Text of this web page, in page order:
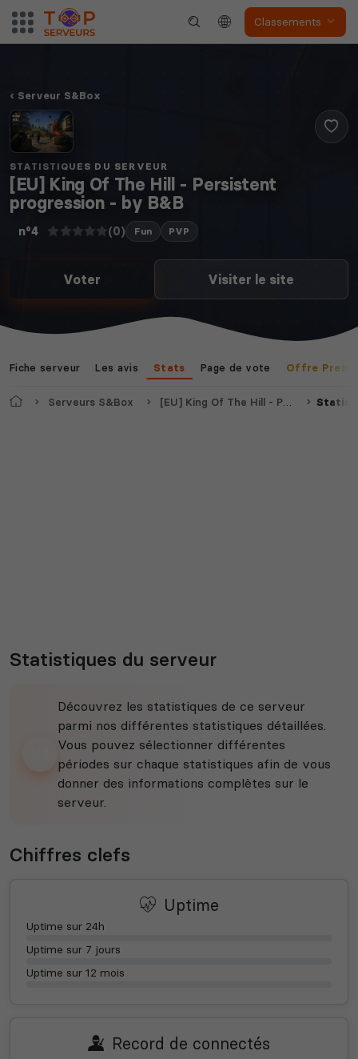
Classements
Serveur S&Box
STATISTIQUES DU SERVEUR
[EU] King Of The Hill - Persistent
progression - by B&B
n°4 (0) Fun PVP
Voter Visiter le site
Fiche serveur Les avis Stats Page de vote Offre
AccueilServeurs S&Box [EU] King Of The Hill - Persistent progression - by B&B
Statistiques du serveur
Découvrez les statistiques de ce serveur
parmi nos différentes statistiques détaillées.
Vous pouvez sélectionner différentes
périodes sur chaque statistiques afin de vous
donner des informations complètes sur le
serveur.
Chiffres clefs
Uptime
Uptime sur 24h
Uptime sur 7 jours
Uptime sur 12 mois
Record de connectés